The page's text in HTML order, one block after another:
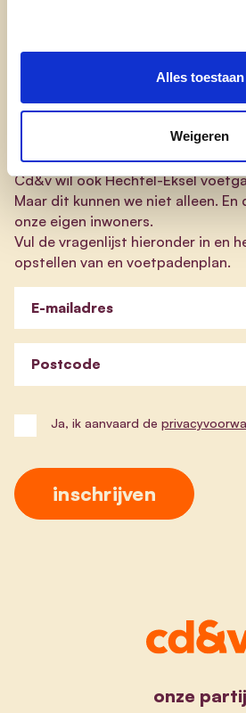
Alles toestaan
Weigeren
begint en eindigt te voet.
voet verplaatsen is misschien
verdient meer aandacht.
Cd&v wil ook Hechtel-Eksel
Maar dit kunnen we niet alleen. En
onze eigen inwoners.
Vul de vragenlijst hieronder in en
opstellen van en voetpadenplan.
E-mailadres
Postcode
Ja, ik aanvaard de
onze partij